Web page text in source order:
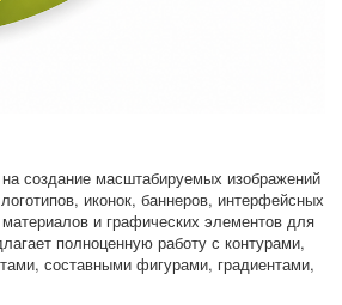
создание масштабируемых изображений
иконок, баннеров, интерфейсных
и графических элементов для
полноценную работу с контурами,
составными фигурами, градиентами,